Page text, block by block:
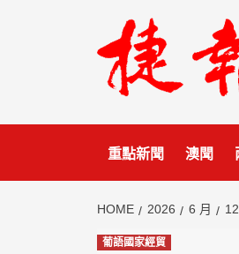
重點新聞 澳聞
HOME 2026 6 月 12
葡語國家經貿